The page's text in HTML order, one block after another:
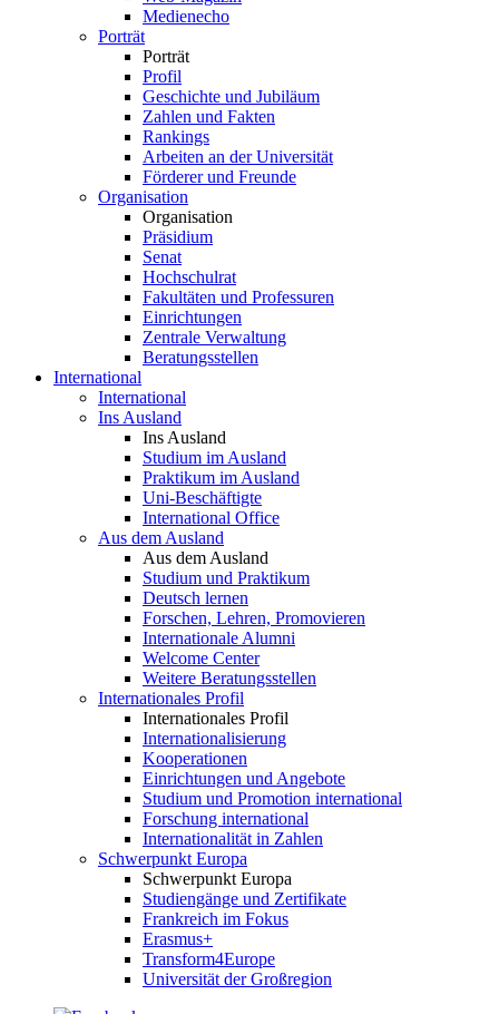
Medienecho
Porträt
Porträt
Profil
Geschichte und Jubiläum
Zahlen und Fakten
Rankings
Arbeiten an der Universität
Förderer und Freunde
Organisation
Organisation
Präsidium
Senat
Hochschulrat
Fakultäten und Professuren
Einrichtungen
Zentrale Verwaltung
Beratungsstellen
International
International
Ins Ausland
Ins Ausland
Studium im Ausland
Praktikum im Ausland
Uni-Beschäftigte
International Office
Aus dem Ausland
Aus dem Ausland
Studium und Praktikum
Deutsch lernen
Forschen, Lehren, Promovieren
Internationale Alumni
Welcome Center
Weitere Beratungsstellen
Internationales Profil
Internationales Profil
Internationalisierung
Kooperationen
Einrichtungen und Angebote
Studium und Promotion international
Forschung international
Internationalität in Zahlen
Schwerpunkt Europa
Schwerpunkt Europa
Studiengänge und Zertifikate
Frankreich im Fokus
Erasmus+
Transform4Europe
Universität der Großregion